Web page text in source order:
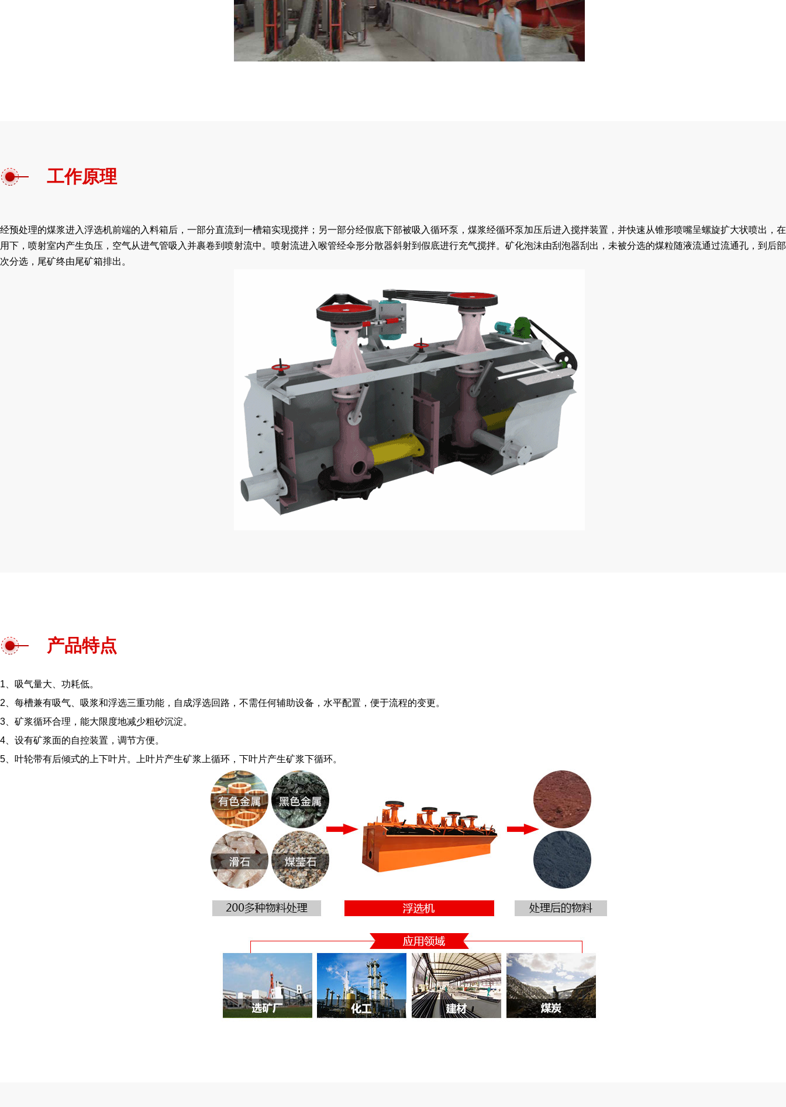
工作原理
经预处理的煤浆进入浮选机前端的入料箱后，一部分直流到一槽箱实现搅拌；另一部分经假底下部被吸入循环泵，煤浆经循环泵加压后进入搅拌装置，并快速从锥形喷嘴呈螺旋扩大状喷出，
用下，喷射室内产生负压，空气从进气管吸入并裹卷到喷射流中。喷射流进入喉管经伞形分散器斜射到假底进行充气搅拌。矿化泡沫由刮泡器刮出，未被分选的煤粒随液流通过流通孔，到后
次分选，尾矿终由尾矿箱排出。
产品特点
1、吸气量大、功耗低。
2、每槽兼有吸气、吸浆和浮选三重功能，自成浮选回路，不需任何辅助设备，水平配置，便于流程的变更。
3、矿浆循环合理，能大限度地减少粗砂沉淀。
4、设有矿浆面的自控装置，调节方便。
5、叶轮带有后倾式的上下叶片。上叶片产生矿浆上循环，下叶片产生矿浆下循环。